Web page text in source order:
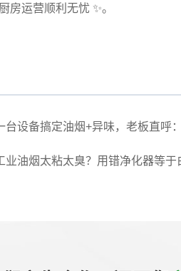
房运营顺利无忧 ✨。
台设备搞定油烟+异味，老板直呼：
业油烟太粘太臭？用错净化器等于